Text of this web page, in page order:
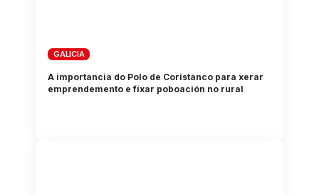
GALICIA
A importancia do Polo de Coristanco para xerar
emprendemento e fixar poboación no rural